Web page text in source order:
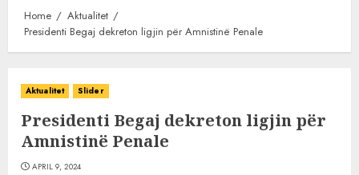
Home
Aktualitet
Presidenti Begaj dekreton ligjin për Amnistinë Penale
Aktualitet Slider
Presidenti Begaj dekreton ligjin për
Amnistinë Penale
APRIL 9, 2024